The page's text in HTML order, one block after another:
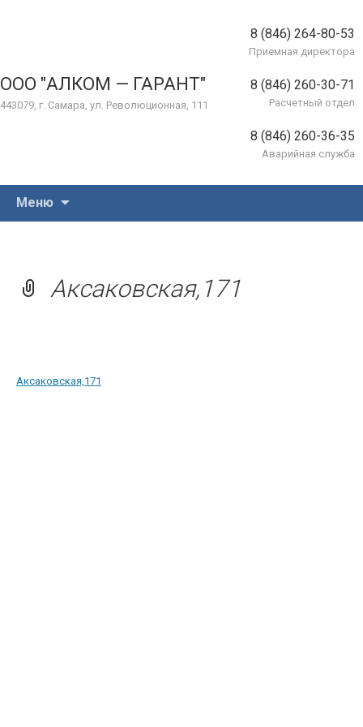
ООО "АЛКОМ — ГАРАНТ"
443079, г. Самара, ул. Революционная, 111
8 (846) 264-80-53
Приемная директора
8 (846) 260-30-71
Расчетный отдел
8 (846) 260-36-35
Аварийная служба
Меню
Аксаковская,171
Аксаковская,171